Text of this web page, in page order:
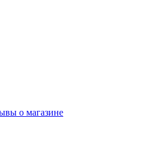
о магазине